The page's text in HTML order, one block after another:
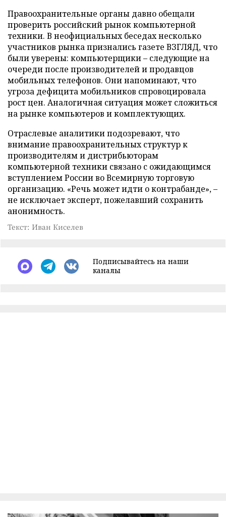
Правоохранительные органы давно обещали
проверить российский рынок компьютерной
техники. В неофициальных беседах несколько
участников рынка признались газете ВЗГЛЯД, что
были уверены: компьютерщики – следующие на
очереди после производителей и продавцов
мобильных телефонов. Они напоминают, что
угроза дефицита мобильников спровоцировала
рост цен. Аналогичная ситуация может сложиться
на рынке компьютеров и комплектующих.
Отраслевые аналитики подозревают, что
внимание правоохранительных структур к
производителям и дистрибьюторам
компьютерной техники связано с ожидающимся
вступлением России во Всемирную торговую
организацию. «Речь может идти о контрабанде», –
не исключает эксперт, пожелавший сохранить
анонимность.
Текст: Иван Киселев
Подписывайтесь на наши
каналы